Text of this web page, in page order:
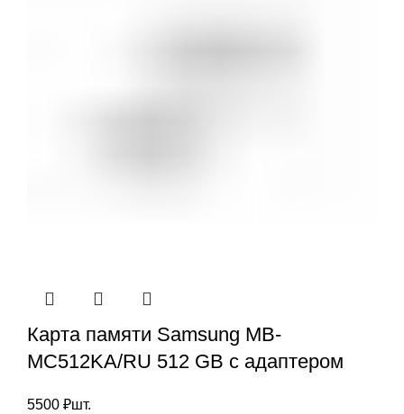
Карта памяти Samsung MB-
MC512KA/RU 512 GB с адаптером
5500 ₽шт.